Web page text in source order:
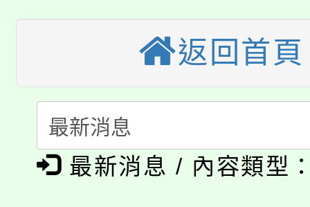
車」活動
生本土語及新住民語歌
公告本校115學年度第
代理(課)教師甄選結果(
代理(課)教師甄選結果(
轉知中國文化大學推廣
《TA101》溝通分析基
淨零綠生活教案入校路
115年食農教育專業人
返回首頁
最新消息 / 內容類型